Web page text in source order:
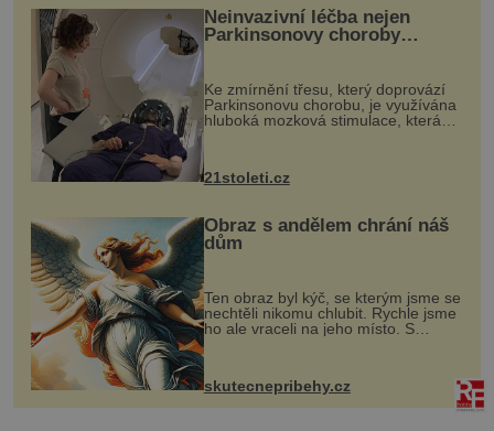
Neinvazivní léčba nejen
Parkinsonovy choroby
Ke zmírnění třesu, který doprovází
Parkinsonovu chorobu, je využívána
hluboká mozková stimulace, která
však vyžaduje vysoce invazivní
k dostatečně přesnému zacílení ...
21stoleti.cz
Obraz s andělem chrání náš
dům
Ten obraz byl kýč, se kterým jsme se
nechtěli nikomu chlubit. Rychle jsme
ho ale vraceli na jeho místo. S
manželem Vaškem jsme si pořídili
chaloupku, takový domek na severu
Čech, kde jsme si naplánova...
skutecnepribehy.cz